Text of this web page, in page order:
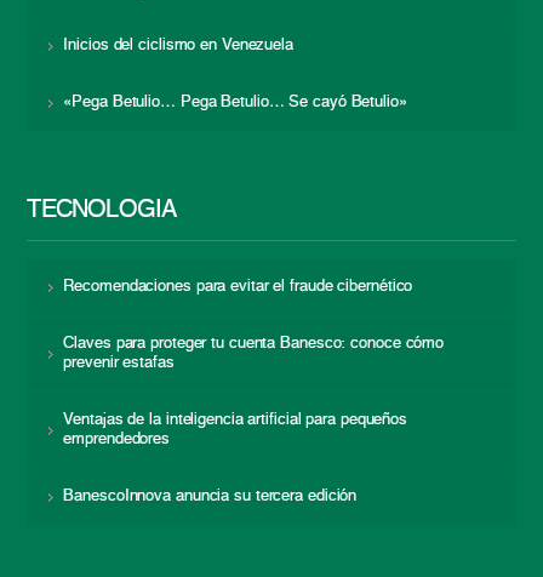
Inicios del ciclismo en Venezuela
«Pega Betulio… Pega Betulio… Se cayó Betulio»
TECNOLOGÍA
Recomendaciones para evitar el fraude cibernético
Claves para proteger tu cuenta Banesco: conoce cómo
prevenir estafas
Ventajas de la inteligencia artificial para pequeños
emprendedores
BanescoInnova anuncia su tercera edición